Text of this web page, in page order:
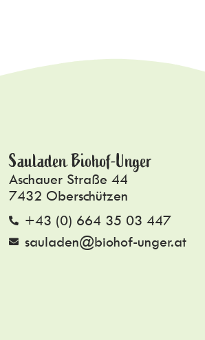
Sauladen Biohof-Unger
Aschauer Straße 44
7432 Oberschützen
+43 (0) 664 35 03 447
sauladen@biohof-unger.at